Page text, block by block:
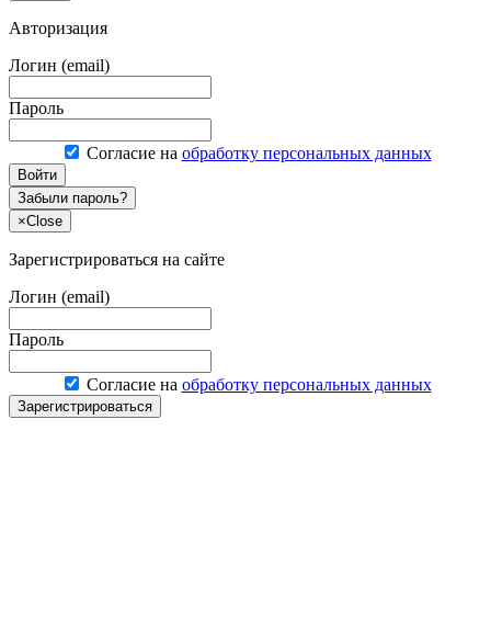
Авторизация
Логин (email)
Пароль
Согласие на обработку персональных данных
Войти
Забыли пароль?
×Close
Зарегистрироваться на сайте
Логин (email)
Пароль
Согласие на обработку персональных данных
Зарегистрироваться